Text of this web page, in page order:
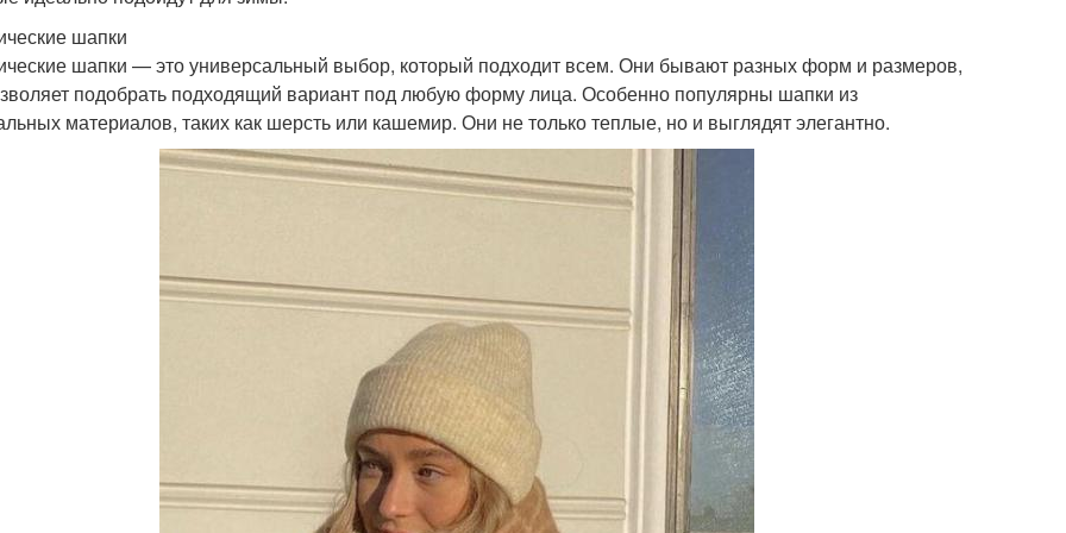
шапки
шапки — это универсальный выбор, который подходит всем. Они бывают разных форм и размеров,
подобрать подходящий вариант под любую форму лица. Особенно популярны шапки из
материалов, таких как шерсть или кашемир. Они не только теплые, но и выглядят элегантно.